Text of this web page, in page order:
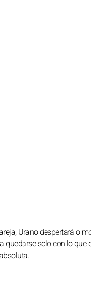
Urano despertará o
quedarse solo con lo que